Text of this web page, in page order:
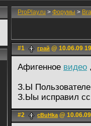
ProPlay.ru > Форумы >
#1 грай @ 10.06.09
Афигенное видео
З.Ы
З.Ыы исправил
#2 cBuHka@